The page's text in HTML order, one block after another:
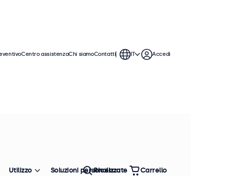
monitor RCA offrono ampie opzioni
perfettamente qualsiasi
Centro assistenzaChi siamoContatti IT Accedi
Utilizzo Soluzioni personalizzate
Ricerca Carrello